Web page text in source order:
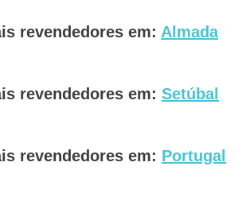
revendedores em: Almada
revendedores em: Setúbal
revendedores em: Portugal